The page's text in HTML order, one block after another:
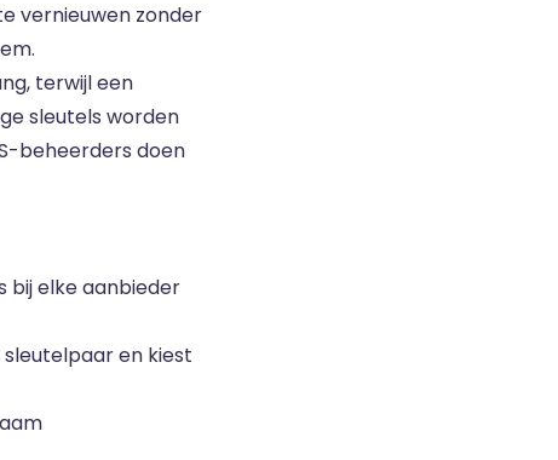
vernieuwen zonder
terwijl een
sleutels worden
beheerders doen
bij elke aanbieder
en kiest